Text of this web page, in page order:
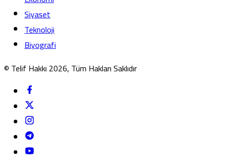
Siyaset
Teknoloji
Biyografi
© Telif Hakkı 2026, Tüm Hakları Saklıdır